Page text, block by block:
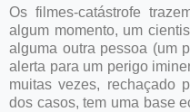
Os filmes-catástrofe
algum momento, um
alguma outra pessoa (um
alerta para um perigo
muitas vezes, rechaçado
dos casos, tem uma base